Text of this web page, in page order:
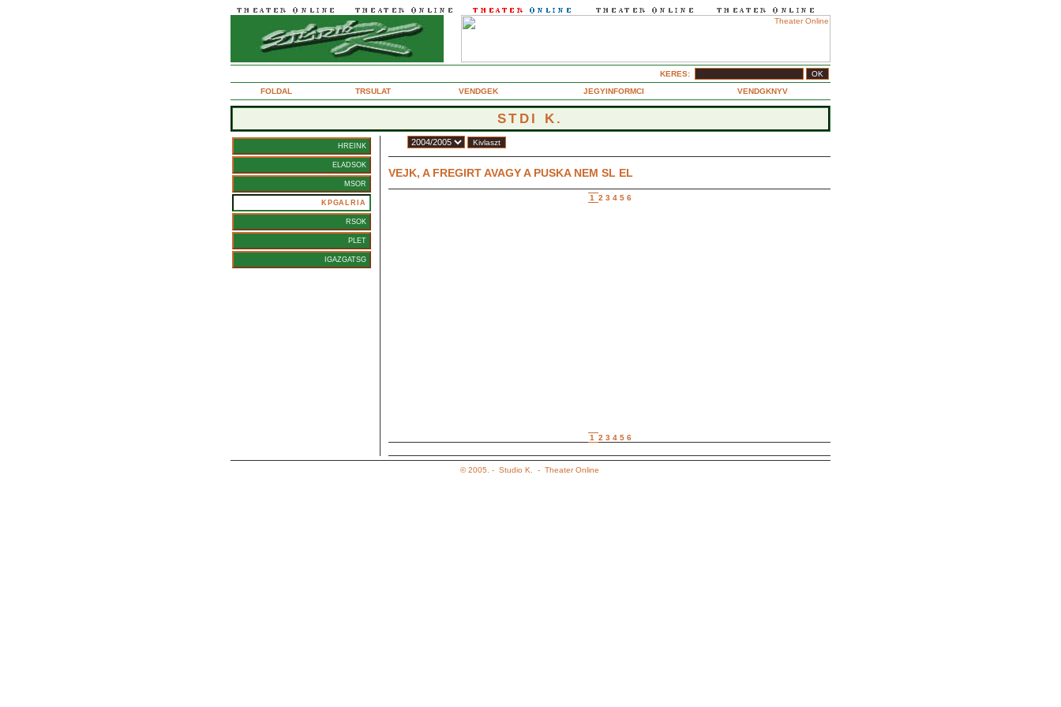
KERES:
FOLDAL
TRSULAT VENDGEK JEGYINFORMCI VENDGKNYV
STDI K.
HREINK
ELADSOK
MSOR
KPGALRIA
RSOK
PLET
IGAZGATSG
VEJK, A FREGIRT AVAGY A PUSKA NEM SL EL
1 2 3 4 5 6
1 2 3 4 5 6
© 2005. - Studio K. - Theater Online